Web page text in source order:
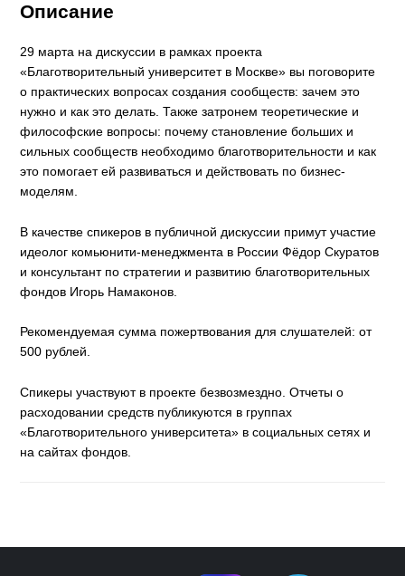
Описание
29 марта на дискуссии в рамках проекта
«Благотворительный университет в Москве» вы поговорите
о практических вопросах создания сообществ: зачем это
нужно и как это делать. Также затронем теоретические и
философские вопросы: почему становление больших и
сильных сообществ необходимо благотворительности и как
это помогает ей развиваться и действовать по бизнес-
моделям.
В качестве спикеров в публичной дискуссии примут участие
идеолог комьюнити-менеджмента в России Фёдор Скуратов
и консультант по стратегии и развитию благотворительных
фондов Игорь Намаконов.
Рекомендуемая сумма пожертвования для слушателей: от
500 рублей.
Спикеры участвуют в проекте безвозмездно. Отчеты о
расходовании средств публикуются в группах
«Благотворительного университета» в социальных сетях и
на сайтах фондов.